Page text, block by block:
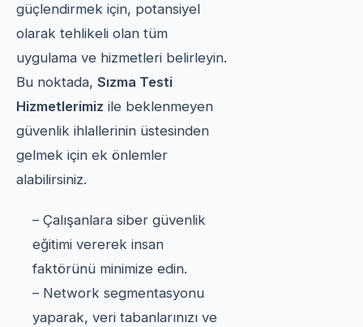
güçlendirmek için, potansiyel
olarak tehlikeli olan tüm
uygulama ve hizmetleri belirleyin.
Bu noktada, Sızma Testi
Hizmetlerimiz ile beklenmeyen
güvenlik ihlallerinin üstesinden
gelmek için ek önlemler
alabilirsiniz.
– Çalışanlara siber güvenlik
eğitimi vererek insan
faktörünü minimize edin.
– Network segmentasyonu
yaparak, veri tabanlarınızı ve